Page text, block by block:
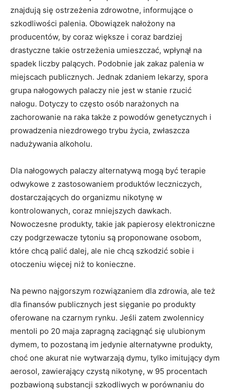
znajdują się ostrzeżenia zdrowotne, informujące o
szkodliwości palenia. Obowiązek nałożony na
producentów, by coraz większe i coraz bardziej
drastyczne takie ostrzeżenia umieszczać, wpłynął na
spadek liczby palących. Podobnie jak zakaz palenia w
miejscach publicznych. Jednak zdaniem lekarzy, spora
grupa nałogowych palaczy nie jest w stanie rzucić
nałogu. Dotyczy to często osób narażonych na
zachorowanie na raka także z powodów genetycznych i
prowadzenia niezdrowego trybu życia, zwłaszcza
nadużywania alkoholu.
Dla nałogowych palaczy alternatywą mogą być terapie
odwykowe z zastosowaniem produktów leczniczych,
dostarczających do organizmu nikotynę w
kontrolowanych, coraz mniejszych dawkach.
Nowoczesne produkty, takie jak papierosy elektroniczne
czy podgrzewacze tytoniu są proponowane osobom,
które chcą palić dalej, ale nie chcą szkodzić sobie i
otoczeniu więcej niż to konieczne.
Na pewno najgorszym rozwiązaniem dla zdrowia, ale też
dla finansów publicznych jest sięganie po produkty
oferowane na czarnym rynku. Jeśli zatem zwolennicy
mentoli po 20 maja zapragną zaciągnąć się ulubionym
dymem, to pozostaną im jedynie alternatywne produkty,
choć one akurat nie wytwarzają dymu, tylko imitujący dym
aerosol, zawierający czystą nikotynę, w 95 procentach
pozbawioną substancji szkodliwych w porównaniu do